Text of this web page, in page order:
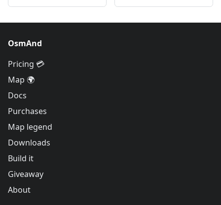
OsmAnd
Pricing 💳
Map 🌍
Docs
Purchases
Map legend
Downloads
Build it
Giveaway
About